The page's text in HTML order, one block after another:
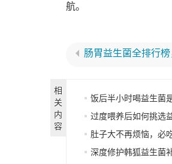
航。
肠胃益生菌全排行
相
关
内
容
饭后半小时喝益生菌
过度喂养后如何挑选
肚子大不再烦恼，必
深度修护韩狐益生菌